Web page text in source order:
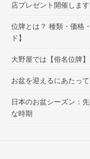
店プレゼント開催します
位牌とは？ 種類・価格
ド】
大野屋では【俗名位牌
お盆を迎えるにあたっ
日本のお盆シーズン：
な時期